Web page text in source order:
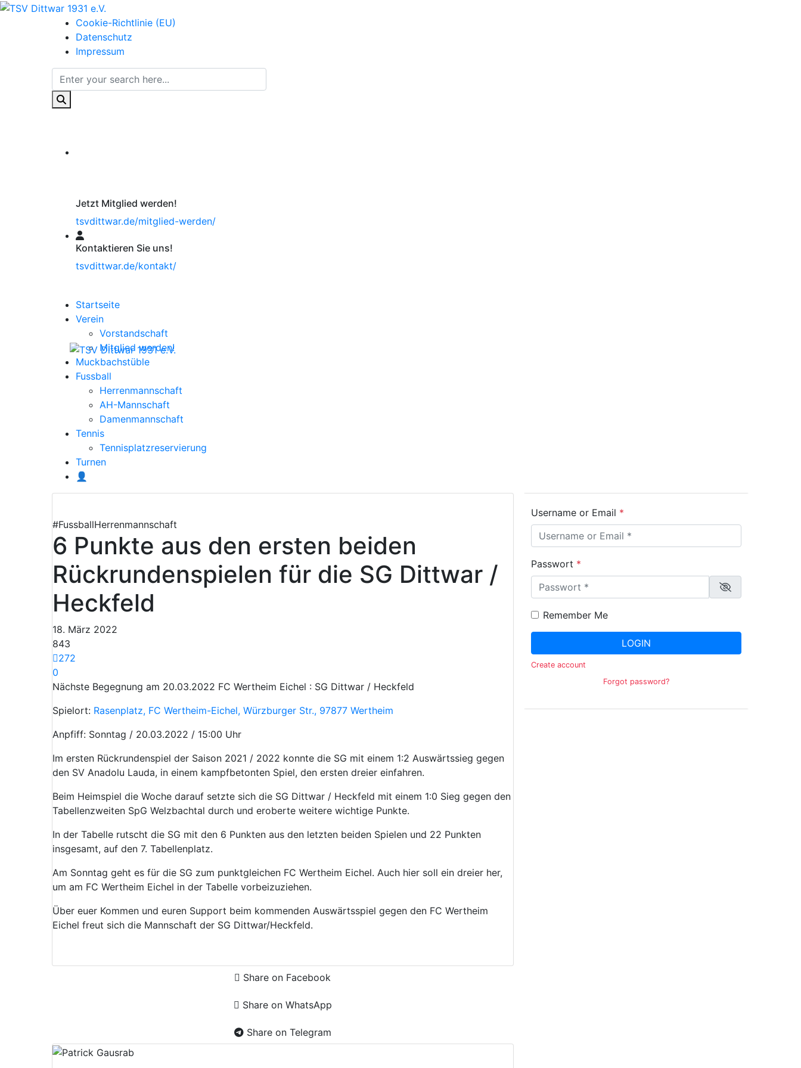
Cookie-Richtlinie (EU)
Datenschutz
Impressum
Jetzt Mitglied werden!
tsvdittwar.de/mitglied-werden/
Kontaktieren Sie uns!
tsvdittwar.de/kontakt/
Startseite
Verein
Vorstandschaft
Mitglied werden!
Muckbachstüble
Fussball
Herrenmannschaft
AH-Mannschaft
Damenmannschaft
Tennis
Tennisplatzreservierung
Turnen
👤
#FussballHerrenmannschaft
6 Punkte aus den ersten beiden
Rückrundenspielen für die SG Dittwar /
Heckfeld
18. März 2022
843
272
0
Nächste Begegnung am 20.03.2022 FC Wertheim Eichel : SG Dittwar / Heckfeld
Spielort: Rasenplatz, FC Wertheim-Eichel, Würzburger Str., 97877 Wertheim
Anpfiff: Sonntag / 20.03.2022 / 15:00 Uhr
Im ersten Rückrundenspiel der Saison 2021 / 2022 konnte die SG mit einem 1:2 Auswärtssieg gegen
den SV Anadolu Lauda, in einem kampfbetonten Spiel, den ersten dreier einfahren.
Beim Heimspiel die Woche darauf setzte sich die SG Dittwar / Heckfeld mit einem 1:0 Sieg gegen den
Tabellenzweiten SpG Welzbachtal durch und eroberte weitere wichtige Punkte.
In der Tabelle rutscht die SG mit den 6 Punkten aus den letzten beiden Spielen und 22 Punkten
insgesamt, auf den 7. Tabellenplatz.
Am Sonntag geht es für die SG zum punktgleichen FC Wertheim Eichel. Auch hier soll ein dreier her,
um am FC Wertheim Eichel in der Tabelle vorbeizuziehen.
Über euer Kommen und euren Support beim kommenden Auswärtsspiel gegen den FC Wertheim
Eichel freut sich die Mannschaft der SG Dittwar/Heckfeld.
Share on Facebook
Share on WhatsApp
Share on Telegram
Username or Email *
Passwort *
Remember Me
LOGIN
Create account
Forgot password?